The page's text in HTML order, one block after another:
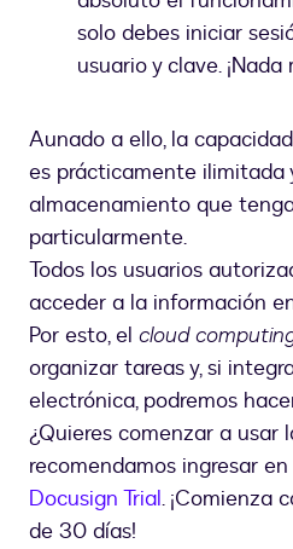
solo debes iniciar
usuario y clave. ¡Nada
Aunado a ello, la
es prácticamente ilimitada
almacenamiento que
particularmente.
Todos los usuarios
acceder a la información
Por esto, el cloud
organizar tareas y, si
electrónica, podremos
¿Quieres comenzar a usar
recomendamos ingresar
Docusign Trial. ¡Comienza
de 30 días!